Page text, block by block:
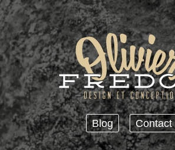
Passer au contenu principal
Blog Contact